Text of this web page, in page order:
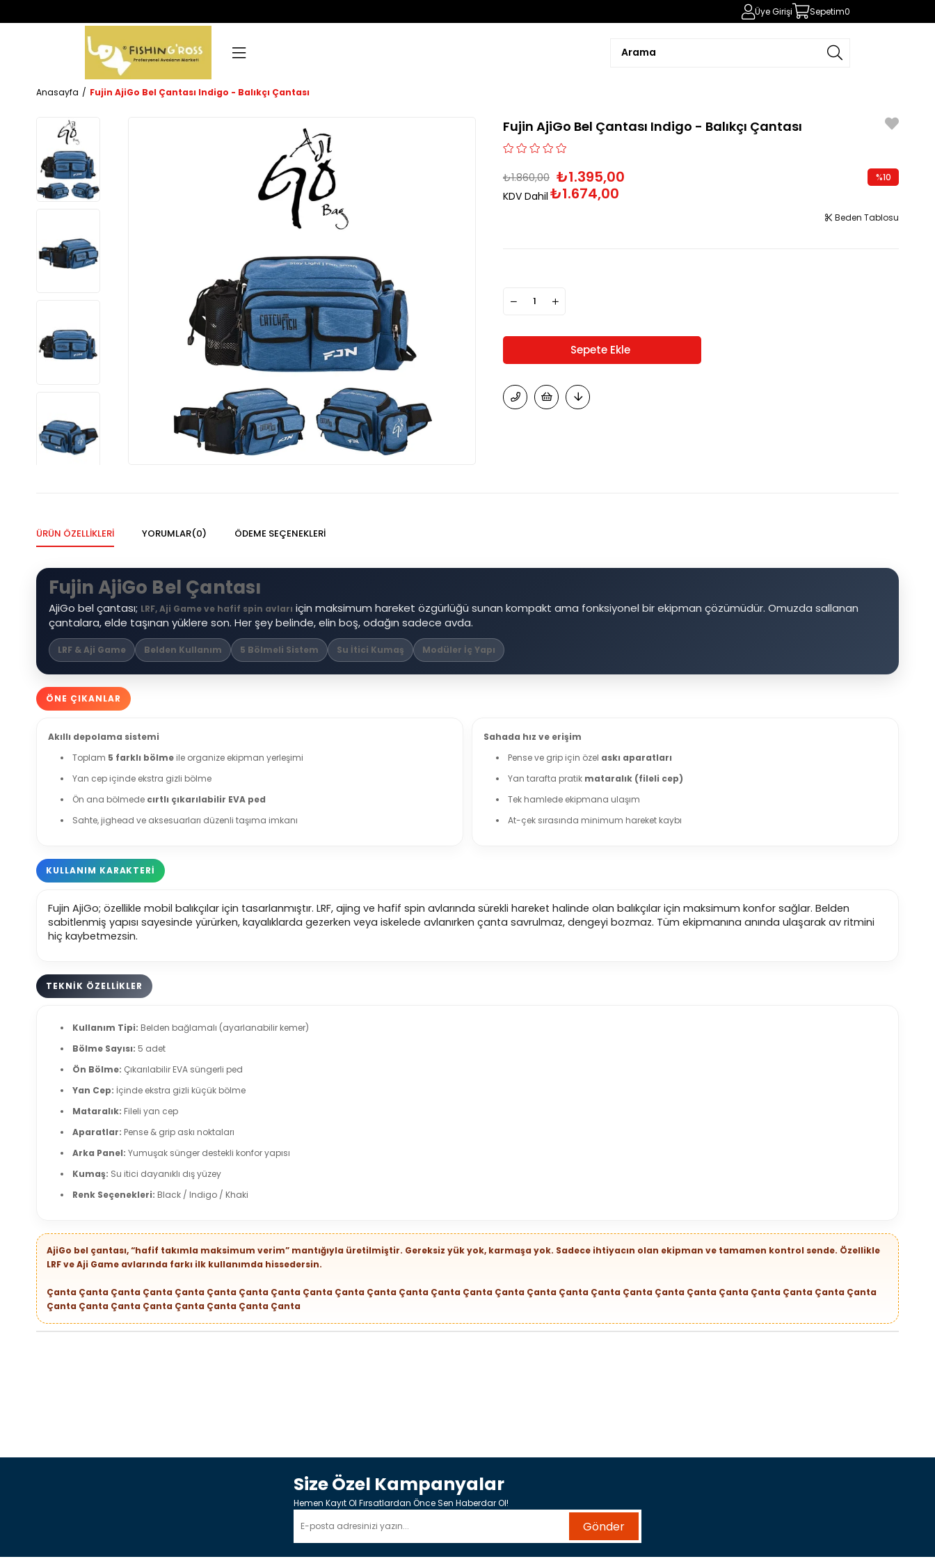
Üye Girişi Sepetim0
Anasayfa Fujin AjiGo Bel Çantası Indigo - Balıkçı Çantası
Fujin AjiGo Bel Çantası Indigo - Balıkçı Çantası
₺1.860,00 ₺1.395,00
KDV Dahil ₺1.674,00
%10
Beden Tablosu
ÜRÜN ÖZELLIKLERI YORUMLAR(0) ÖDEME SEÇENEKLERI
Fujin AjiGo Bel Çantası
AjiGo bel çantası; LRF, Aji Game ve hafif spin avları için maksimum hareket özgürlüğü sunan kompakt ama fonksiyonel bir ekipman çözümüdür. Omuzda sallanan
çantalara, elde taşınan yüklere son. Her şey belinde, elin boş, odağın sadece avda.
LRF & Aji Game Belden Kullanım 5 Bölmeli Sistem Su İtici Kumaş Modüler İç Yapı
ÖNE ÇIKANLAR
Akıllı depolama sistemi
Toplam 5 farklı bölme ile organize ekipman yerleşimi
Yan cep içinde ekstra gizli bölme
Ön ana bölmede cırtlı çıkarılabilir EVA ped
Sahte, jighead ve aksesuarları düzenli taşıma imkanı
Sahada hız ve erişim
Pense ve grip için özel askı aparatları
Yan tarafta pratik mataralık (fileli cep)
Tek hamlede ekipmana ulaşım
At-çek sırasında minimum hareket kaybı
KULLANIM KARAKTERİ
Fujin AjiGo; özellikle mobil balıkçılar için tasarlanmıştır. LRF, ajing ve hafif spin avlarında sürekli hareket halinde olan balıkçılar için maksimum konfor sağlar. Belden
sabitlenmiş yapısı sayesinde yürürken, kayalıklarda gezerken veya iskelede avlanırken çanta savrulmaz, dengeyi bozmaz. Tüm ekipmanına anında ulaşarak av ritmini
hiç kaybetmezsin.
TEKNİK ÖZELLİKLER
Kullanım Tipi: Belden bağlamalı (ayarlanabilir kemer)
Bölme Sayısı: 5 adet
Ön Bölme: Çıkarılabilir EVA süngerli ped
Yan Cep: İçinde ekstra gizli küçük bölme
Mataralık: Fileli yan cep
Aparatlar: Pense & grip askı noktaları
Arka Panel: Yumuşak sünger destekli konfor yapısı
Kumaş: Su itici dayanıklı dış yüzey
Renk Seçenekleri: Black / Indigo / Khaki
AjiGo bel çantası, “hafif takımla maksimum verim” mantığıyla üretilmiştir. Gereksiz yük yok, karmaşa yok. Sadece ihtiyacın olan ekipman ve tamamen kontrol sende. Özellikle
LRF ve Aji Game avlarında farkı ilk kullanımda hissedersin.
Çanta Çanta Çanta Çanta Çanta Çanta Çanta Çanta Çanta Çanta Çanta Çanta Çanta Çanta Çanta Çanta Çanta Çanta Çanta Çanta Çanta Çanta Çanta Çanta Çanta Çanta
Çanta Çanta Çanta Çanta Çanta Çanta Çanta Çanta
Size Özel Kampanyalar
Hemen Kayıt Ol Fırsatlardan Önce Sen Haberdar Ol!
Gönder